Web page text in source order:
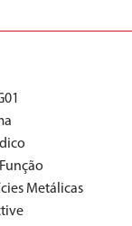
Metálicas